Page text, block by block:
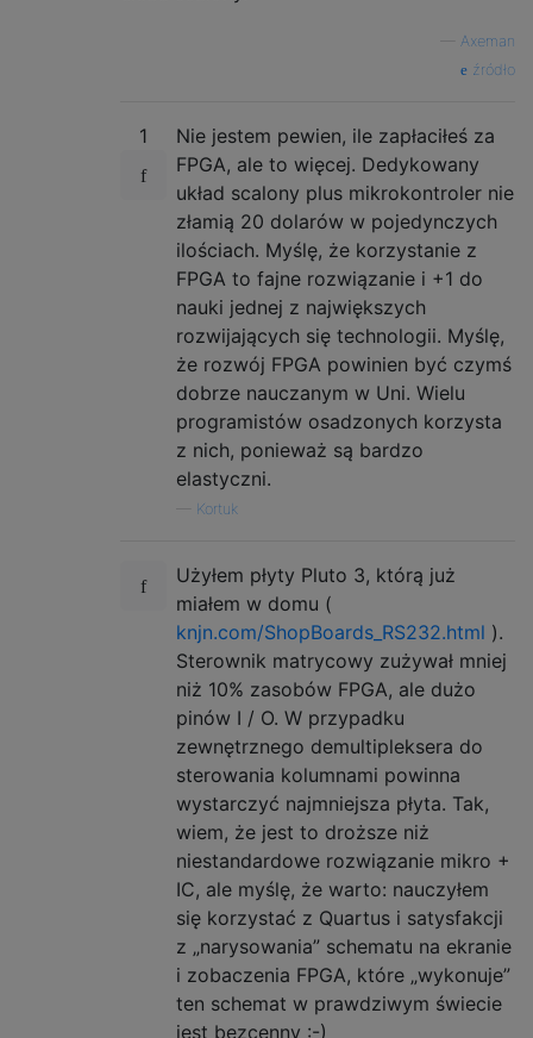
Axeman
źródło
1
Nie jestem pewien, ile zapłaciłeś za
FPGA, ale to więcej. Dedykowany
układ scalony plus mikrokontroler nie
złamią 20 dolarów w pojedynczych
ilościach. Myślę, że korzystanie z
FPGA to fajne rozwiązanie i +1 do
nauki jednej z największych
rozwijających się technologii. Myślę,
że rozwój FPGA powinien być czymś
dobrze nauczanym w Uni. Wielu
programistów osadzonych korzysta
z nich, ponieważ są bardzo
elastyczni.
Kortuk
Użyłem płyty Pluto 3, którą już
miałem w domu (
knjn.com/ShopBoards_RS232.html ).
Sterownik matrycowy zużywał mniej
niż 10% zasobów FPGA, ale dużo
pinów I / O. W przypadku
zewnętrznego demultipleksera do
sterowania kolumnami powinna
wystarczyć najmniejsza płyta. Tak,
wiem, że jest to droższe niż
niestandardowe rozwiązanie mikro +
IC, ale myślę, że warto: nauczyłem
się korzystać z Quartus i satysfakcji
z „narysowania” schematu na ekranie
i zobaczenia FPGA, które „wykonuje”
ten schemat w prawdziwym świecie
jest bezcenny :-)